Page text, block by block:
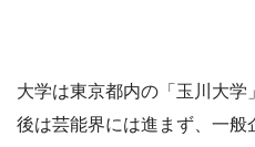
大学は東京都内の「玉川大
後は芸能界には進まず、一